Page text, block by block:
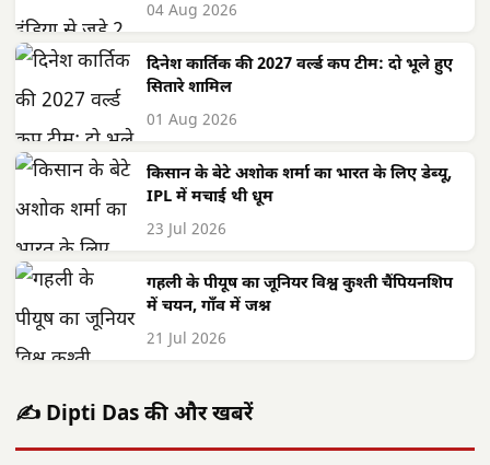
04 Aug 2026
दिनेश कार्तिक की 2027 वर्ल्ड कप टीम: दो भूले हुए
सितारे शामिल
01 Aug 2026
किसान के बेटे अशोक शर्मा का भारत के लिए डेब्यू,
IPL में मचाई थी धूम
23 Jul 2026
गहली के पीयूष का जूनियर विश्व कुश्ती चैंपियनशिप
में चयन, गाँव में जश्न
21 Jul 2026
✍️ Dipti Das की और खबरें